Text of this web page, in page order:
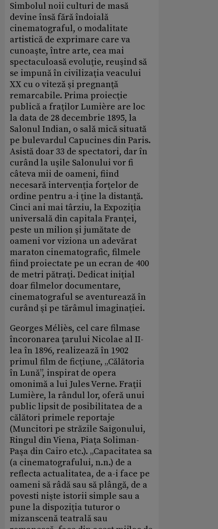
Simbolul noii culturi de masă
devine însă fără îndoială
cinematograful, o modalitate
artistică de exprimare care va
cunoaşte, între arte, cea mai
spectaculoasă evoluţie, reuşind să
se impună în civilizaţia veacului
XX cu o viteză şi pregnanţă
remarcabile. Prima proiecţie
publică a fraţilor Lumière are loc
la data de 28 decembrie 1895, la
Salonul Indian, o sală mică situată
pe bulevardul Capucines din Paris.
Asistă doar 33 de spectatori, dar în
curând la uşile Salonului vor fi
câteva mii de oameni, fiind
necesară intervenţia forţelor de
ordine pentru a-i ţine la distanţă.
Cinci ani mai târziu, la Expoziţia
universală din capitala Franţei,
peste un milion şi jumătate de
oameni vor viziona un adevărat
maraton cinematografic, filmele
fiind proiectate pe un ecran de 400
de metri pătraţi. Dedicat iniţial
doar filmelor documentare,
cinematograful se aventurează în
curând şi pe tărâmul imaginaţiei.
Georges Méliès, cel care filmase
încoronarea ţarului Nicolae al II-
lea în 1896, realizează în 1902
primul film de ficţiune, „Călătoria
în Lună”, inspirat de opera
omonimă a lui Jules Verne. Fraţii
Lumière, la rândul lor, oferă unui
public lipsit de posibilitatea de a
călători primele reportaje
(Muncitori pe străzile Saigonului,
Ringul din Viena, Piaţa Soliman-
Paşa din Cairo etc.). „Capacitatea sa
(a cinematografului, n.n.) de a
reflecta actualitatea, de a-i face pe
oameni să râdă sau să plângă, de a
povesti nişte istorii simple sau a
pune la dispoziţia tuturor o
mizanscenă teatrală sau